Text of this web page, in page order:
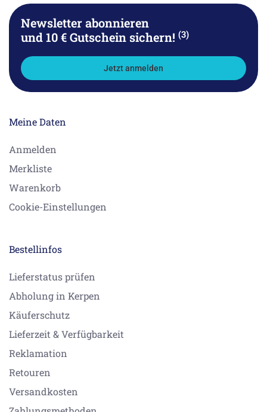
Newsletter abonnieren
und 10 € Gutschein sichern! (3)
Jetzt anmelden
Meine Daten
Anmelden
Merkliste
Warenkorb
Cookie-Einstellungen
Bestellinfos
Lieferstatus prüfen
Abholung in Kerpen
Käuferschutz
Lieferzeit & Verfügbarkeit
Reklamation
Retouren
Versandkosten